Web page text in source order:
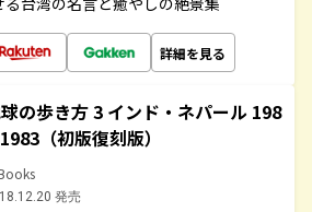
詳細を見る
の歩き方 3 インド・ネパール 198
（初版復刻版）
発売